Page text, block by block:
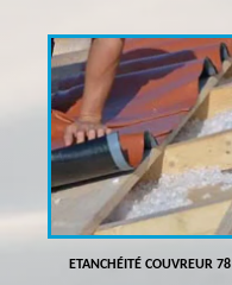
ETANCHÉITÉ COUVREUR 78